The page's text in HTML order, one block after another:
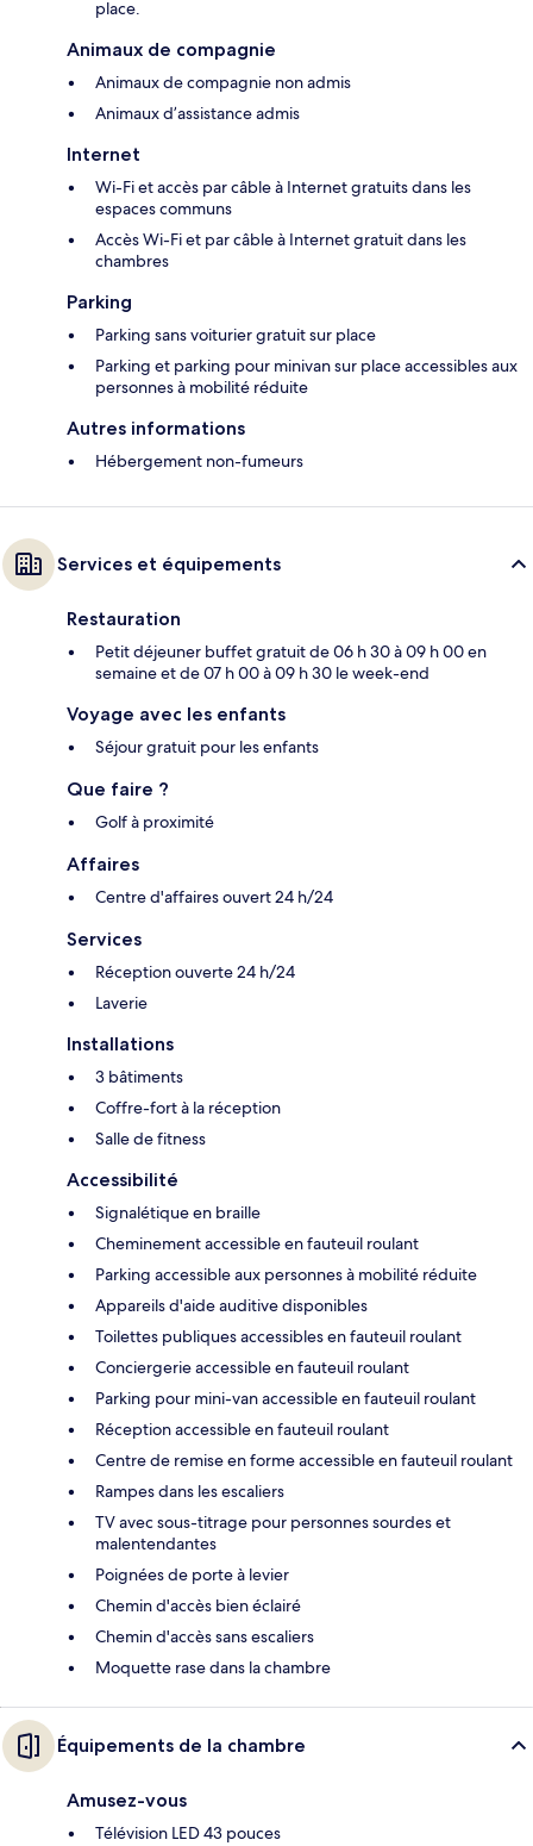
place.
Animaux de compagnie
Animaux de compagnie non admis
Animaux d’assistance admis
Internet
Wi-Fi et accès par câble à Internet gratuits dans les
espaces communs
Accès Wi-Fi et par câble à Internet gratuit dans les
chambres
Parking
Parking sans voiturier gratuit sur place
Parking et parking pour minivan sur place accessibles aux
personnes à mobilité réduite
Autres informations
Hébergement non-fumeurs
Services et équipements
Restauration
Petit déjeuner buffet gratuit de 06 h 30 à 09 h 00 en
semaine et de 07 h 00 à 09 h 30 le week-end
Voyage avec les enfants
Séjour gratuit pour les enfants
Que faire ?
Golf à proximité
Affaires
Centre d'affaires ouvert 24 h/24
Services
Réception ouverte 24 h/24
Laverie
Installations
3 bâtiments
Coffre-fort à la réception
Salle de fitness
Accessibilité
Signalétique en braille
Cheminement accessible en fauteuil roulant
Parking accessible aux personnes à mobilité réduite
Appareils d'aide auditive disponibles
Toilettes publiques accessibles en fauteuil roulant
Conciergerie accessible en fauteuil roulant
Parking pour mini-van accessible en fauteuil roulant
Réception accessible en fauteuil roulant
Centre de remise en forme accessible en fauteuil roulant
Rampes dans les escaliers
TV avec sous-titrage pour personnes sourdes et
malentendantes
Poignées de porte à levier
Chemin d'accès bien éclairé
Chemin d'accès sans escaliers
Moquette rase dans la chambre
Équipements de la chambre
Amusez-vous
Télévision LED 43 pouces